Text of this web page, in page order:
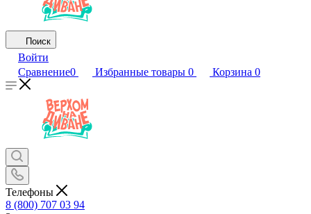
Поиск
Войти
Сравнение0 Избранные товары 0 Корзина 0
Телефоны
8 (800) 707 03 94